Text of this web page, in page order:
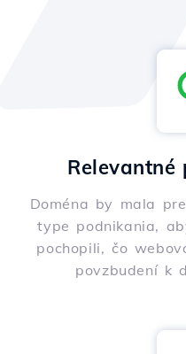
Relevantné
Doména by mala
type podnikania,
pochopili, čo
povzbudení k